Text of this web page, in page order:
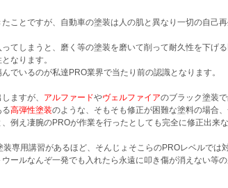
ことですが、自動車の塗装は人の肌と異なり一切の自己再
てしまうと、磨く等の塗装を磨いて削って耐久性を下げ
なります。
でいるのが私達PRO業界で当たり前の認識となります。
ますが、 アルファードやヴェルファイアのブラック塗装
る高弾性塗装のような、そもそも修正が困難な塗料の場合
例え凄腕のPROが作業を行ったとしても完全に修正出来
専用講習があるほど、そんじょそこらのPROレベルで
ールなんぞ一発でも入れたら永遠に叩き傷が消えない等の